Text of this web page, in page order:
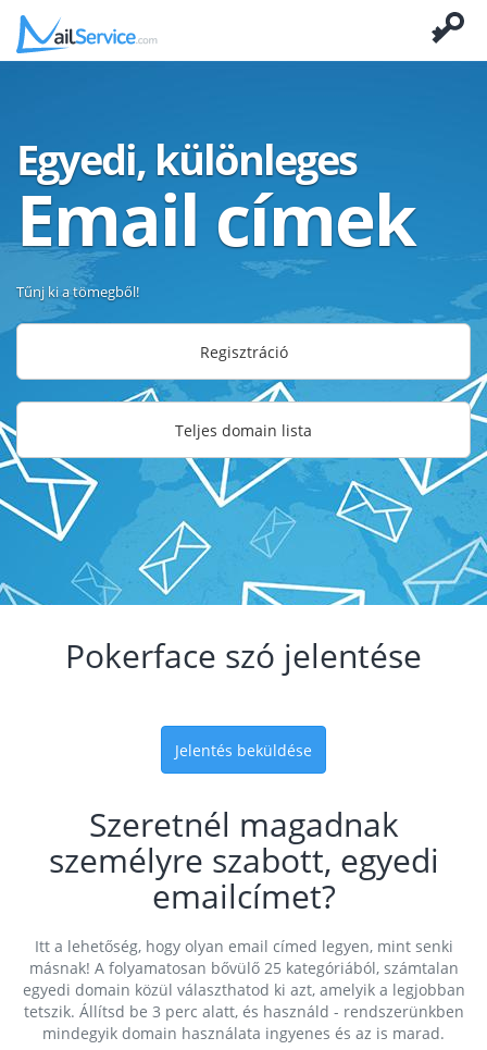
Egyedi, különleges
Email címek
Tűnj ki a tömegből!
Regisztráció
Teljes domain lista
Pokerface szó jelentése
Jelentés beküldése
Szeretnél magadnak
személyre szabott, egyedi
emailcímet?
Itt a lehetőség, hogy olyan email címed legyen, mint senki
másnak! A folyamatosan bővülő 25 kategóriából, számtalan
egyedi domain közül választhatod ki azt, amelyik a legjobban
tetszik. Állítsd be 3 perc alatt, és használd - rendszerünkben
mindegyik domain használata ingyenes és az is marad.